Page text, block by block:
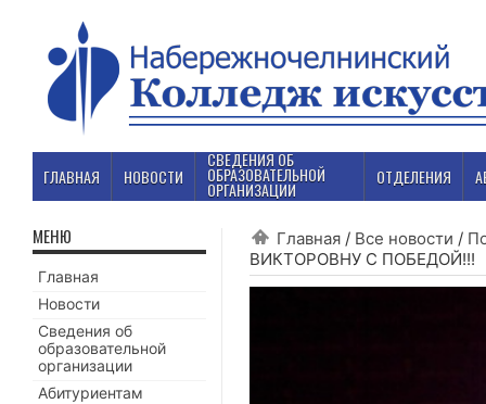
ГЛАВНАЯ НОВОСТИ
СВЕДЕНИЯ ОБ
ОБРАЗОВАТЕЛЬНОЙ
ОРГАНИЗАЦИИ
ОТДЕЛЕНИЯ
Главная / Все новости /
ВИКТОРОВНУ С ПОБЕДОЙ!!!
МЕНЮ
Главная
Новости
Сведения об
образовательной
организации
Абитуриентам